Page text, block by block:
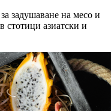
задушаване на месо и
азиатски и